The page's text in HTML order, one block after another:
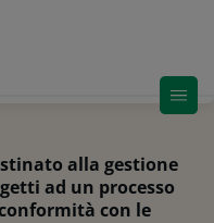
alla gestione
ad un processo
con le